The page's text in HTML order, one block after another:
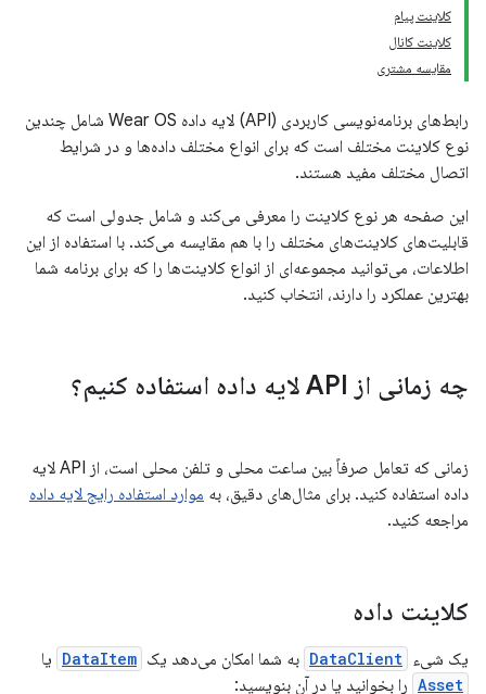
کلاینت پیام
کلاینت کانال
مقایسه مشتری
رابط‌های برنامه‌نویسی کاربردی (API) لایه داده Wear OS شامل چندین
نوع کلاینت مختلف است که برای انواع مختلف داده‌ها و در شرایط
اتصال مختلف مفید هستند.
این صفحه هر نوع کلاینت را معرفی می‌کند و شامل جدولی است که
قابلیت‌های کلاینت‌های مختلف را با هم مقایسه می‌کند. با استفاده از این
اطلاعات، می‌توانید مجموعه‌ای از انواع کلاینت‌ها را که برای برنامه شما
بهترین عملکرد را دارند، انتخاب کنید.
چه زمانی از API لایه داده استفاده کنیم؟
زمانی که تعامل صرفاً بین ساعت محلی و تلفن محلی است، از API لایه
داده استفاده کنید. برای مثال‌های دقیق، به موارد استفاده رایج لایه داده
مراجعه کنید.
کلاینت داده
یک شیء DataClient به شما امکان می‌دهد یک DataItem یا
Asset را بخوانید یا در آن بنویسید: